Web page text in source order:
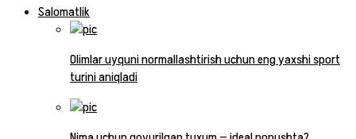
Salomatlik
Olimlar uyquni normallashtirish uchun eng yaxshi sport
turini aniqladi